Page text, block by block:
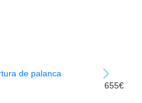
655€